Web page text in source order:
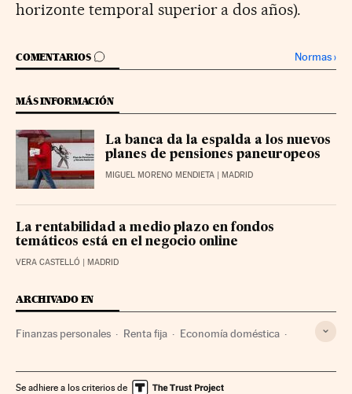
horizonte temporal superior a dos años).
COMENTARIOS
IR A LOS COMENTARIOS Normas›
MÁS INFORMACIÓN
La banca da la espalda a los nuevos
planes de pensiones paneuropeos
MIGUEL MORENO MENDIETA | MADRID
La rentabilidad a medio plazo en fondos
temáticos está en el negocio online
VERA CASTELLÓ | MADRID
ARCHIVADO EN
Finanzas personales Renta fija Economía doméstica
AzValor Dunas Capital ING Renta 4
Se adhiere a los criterios de